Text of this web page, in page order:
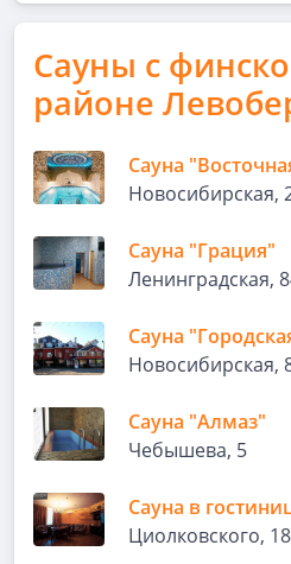
Сауны с
районе
Сауна
Новосибирская,
Сауна "Грация"
Ленинградская,
Сауна
Новосибирская,
Сауна "Алмаз"
Чебышева, 5
Сауна в
Циолковского,